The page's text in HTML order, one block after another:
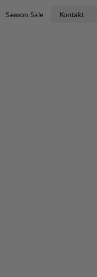
Season Sale Kontakt